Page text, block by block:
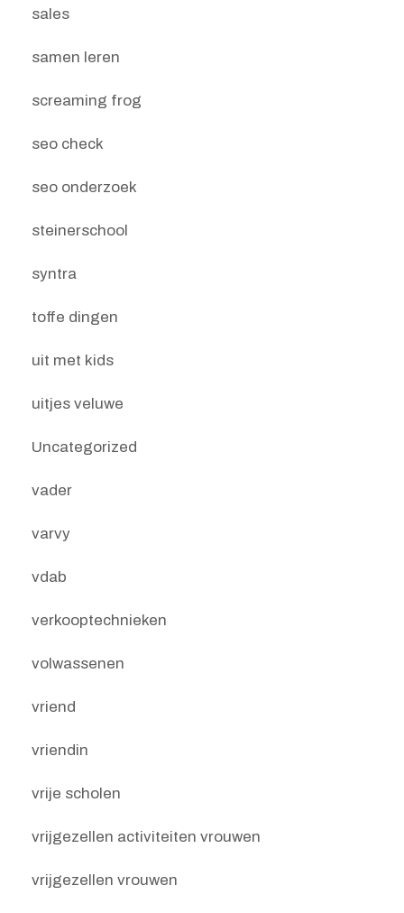
sales
samen leren
screaming frog
seo check
seo onderzoek
steinerschool
syntra
toffe dingen
uit met kids
uitjes veluwe
Uncategorized
vader
varvy
vdab
verkooptechnieken
volwassenen
vriend
vriendin
vrije scholen
vrijgezellen activiteiten vrouwen
vrijgezellen vrouwen